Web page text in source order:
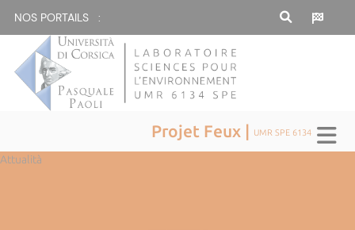
NOS PORTAILS :
Projet Feux | UMR SPE 6134
Attualità